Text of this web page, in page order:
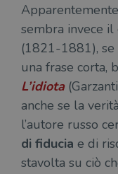
sembra invece
(1821-1881),
una frase corta,
L’idiota
anche se la
l’autore russo
di fiducia e di
stavolta su ciò